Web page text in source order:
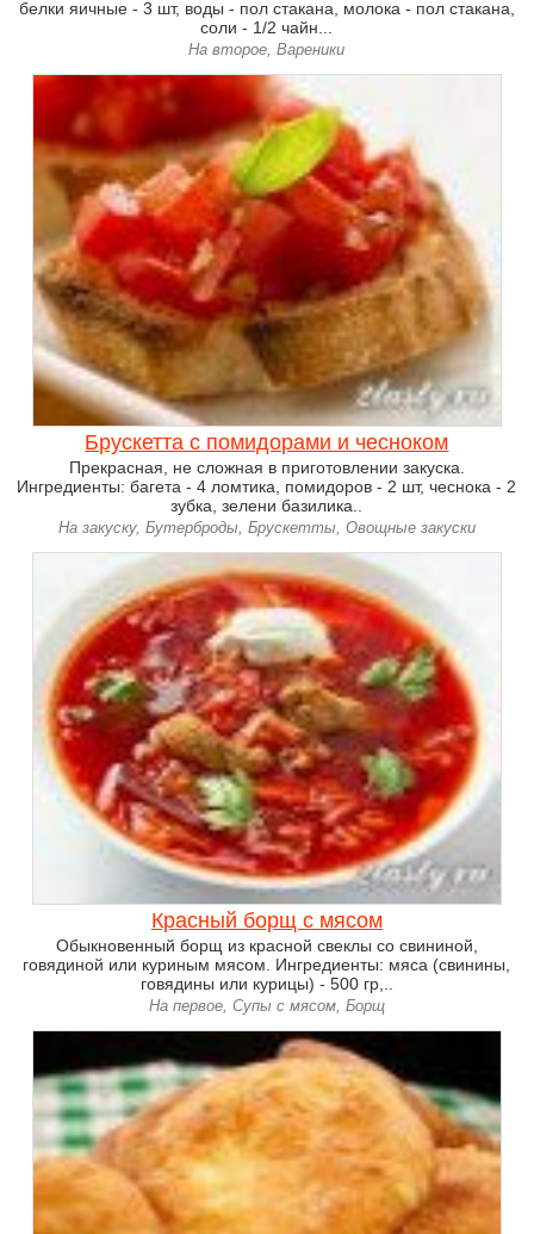
белки яичные - 3 шт, воды - пол стакана, молока - пол стакана,
соли - 1/2 чайн...
На второе, Вареники
Брускетта с помидорами и чесноком
Прекрасная, не сложная в приготовлении закуска.
Ингредиенты: багета - 4 ломтика, помидоров - 2 шт, чеснока - 2
зубка, зелени базилика..
На закуску, Бутерброды, Брускетты, Овощные закуски
Красный борщ с мясом
Обыкновенный борщ из красной свеклы со свининой,
говядиной или куриным мясом. Ингредиенты: мяса (свинины,
говядины или курицы) - 500 гр,..
На первое, Супы с мясом, Борщ